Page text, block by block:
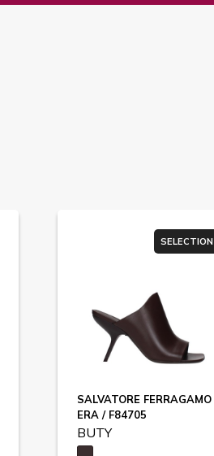
SELECTION
SALVATORE FERRAGAMO
ERA / F84705
BUTY